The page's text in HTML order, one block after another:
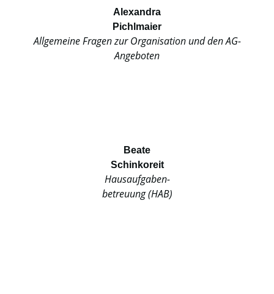
Alexandra
Pichlmaier
Allgemeine Fragen zur Organisation und den AG-
Angeboten
Beate
Schinkoreit
Hausaufgaben-
betreuung (HAB)